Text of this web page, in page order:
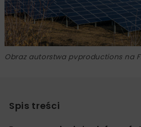
Obraz autorstwa pvproductions na
Spis treści